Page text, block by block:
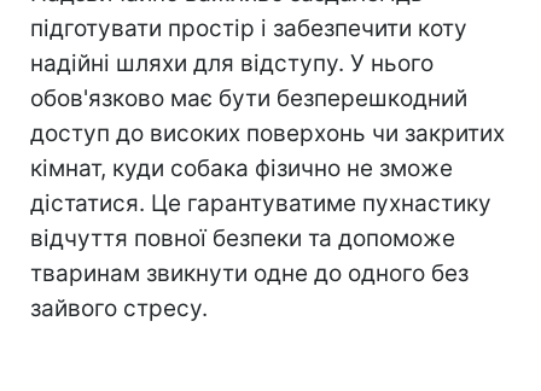
підготувати простір і забезпечити коту
надійні шляхи для відступу. У нього
обов'язково має бути безперешкодний
доступ до високих поверхонь чи закритих
кімнат, куди собака фізично не зможе
дістатися. Це гарантуватиме пухнастику
відчуття повної безпеки та допоможе
тваринам звикнути одне до одного без
зайвого стресу.